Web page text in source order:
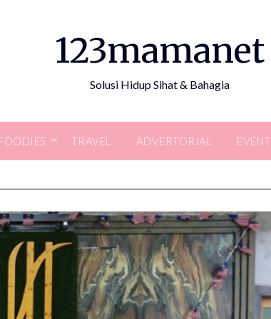
123mamanet
Solusi Hidup Sihat & Bahagia
TRAVEL ADVERTORIAL EVENT